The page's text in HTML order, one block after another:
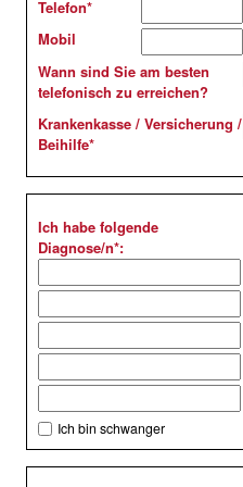
Telefon*
Mobil
Wann sind Sie am besten
telefonisch zu erreichen?
Krankenkasse / Versicherung /
Beihilfe*
Ich habe folgende
Diagnose/n*:
Ich bin schwanger